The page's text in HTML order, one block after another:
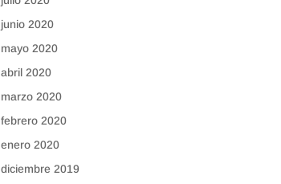
junio 2020
mayo 2020
abril 2020
marzo 2020
febrero 2020
enero 2020
diciembre 2019